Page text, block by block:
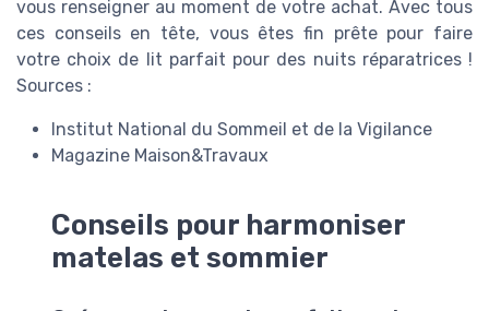
vous renseigner au moment de votre achat. Avec tous
ces conseils en tête, vous êtes fin prête pour faire
votre choix de lit parfait pour des nuits réparatrices !
Sources :
Institut National du Sommeil et de la Vigilance
Magazine Maison&Travaux
Conseils pour harmoniser
matelas et sommier